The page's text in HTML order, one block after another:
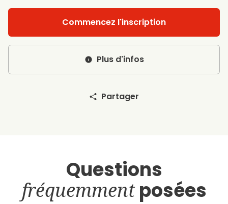
Commencez l'inscription
Plus d'infos
Partager
Questions
fréquemmentposées